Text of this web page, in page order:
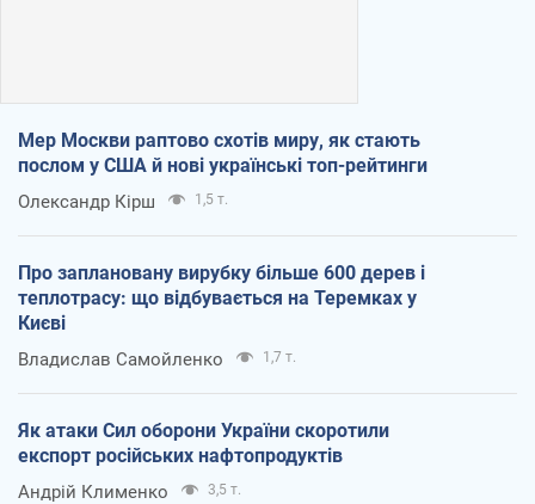
Мер Москви раптово схотів миру, як стають
послом у США й нові українські топ-рейтинги
Олександр Кірш 1,5 т.
Про заплановану вирубку більше 600 дерев і
теплотрасу: що відбувається на Теремках у
Києві
Владислав Самойленко 1,7 т.
Як атаки Сил оборони України скоротили
експорт російських нафтопродуктів
Андрій Клименко 3,5 т.